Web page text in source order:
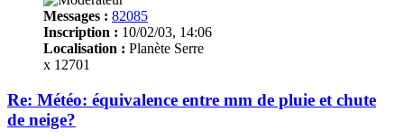
Messages : 82085
Inscription : 10/02/03, 14:06
Localisation : Planète Serre
x 12701
Re: Météo: équivalence entre mm de pluie et chute
de neige?